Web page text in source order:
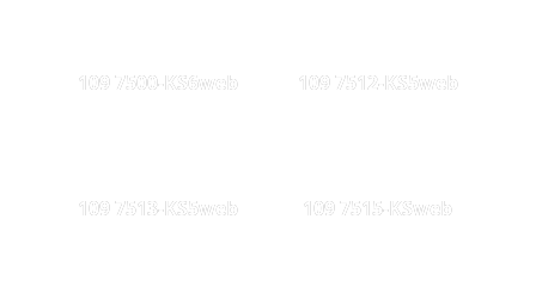
109 7500-KS6web 109 7512-KS5web
109 7513-KS5web 109 7515-KSweb